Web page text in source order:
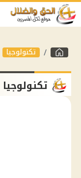
تكنولوجيا
تكنولوجيا